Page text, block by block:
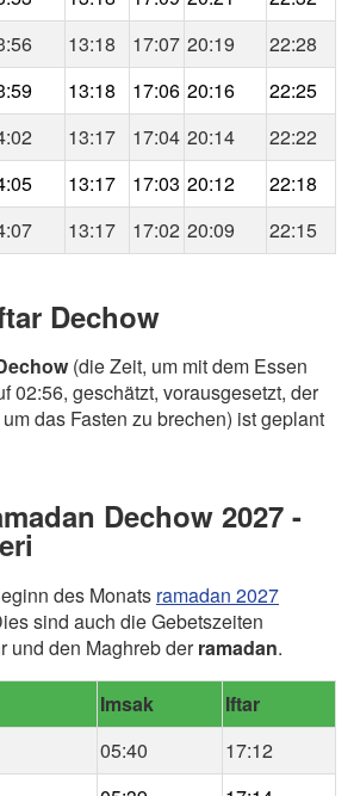
13:18 17:07 20:19
22:28
13:18 17:06 20:16
22:25
13:17 17:04 20:14
22:22
13:17 17:03 20:12
22:18
13:17 17:02 20:09 22:15
Dechow
(die Zeit, um mit dem Essen
02:56, geschätzt, vorausgesetzt, der
das Fasten zu brechen) ist geplant
Dechow 2027 -
des Monats ramadan 2027
sind auch die Gebetszeiten
und den Maghreb derramadan.
Imsak
Iftar
05:40
17:12